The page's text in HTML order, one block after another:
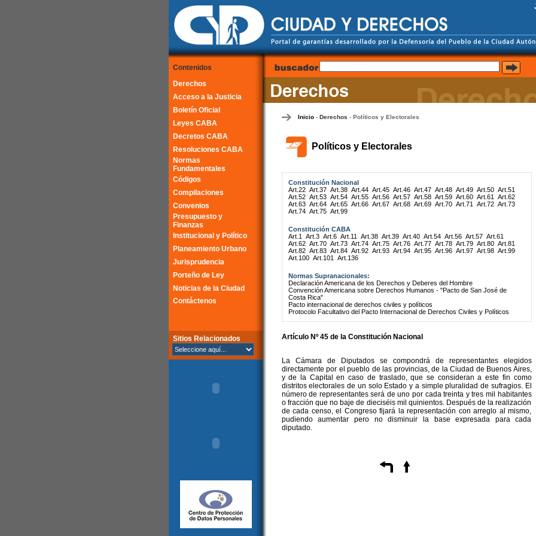
Contenidos
Derechos
Acceso a la Justicia
Boletín Oficial
Leyes CABA
Decretos CABA
Resoluciones CABA
Normas
Fundamentales
Códigos
Compilaciones
Convenios
Presupuesto y
Finanzas
Institucional y Político
Planeamiento Urbano
Jurisprudencia
Porteño de Ley
Noticias de la Ciudad
Contáctenos
Sitios Relacionados
Inicio- Derechos - Políticos y Electorales
Políticos y Electorales
Constitución Nacional
Art.22 Art.37 Art.38 Art.44 Art.45 Art.46 Art.47 Art.48 Art.49 Art.50 Art.51
Art.52 Art.53 Art.54 Art.55 Art.56 Art.57 Art.58 Art.59 Art.60 Art.61
Art.62
Art.63 Art.64 Art.65 Art.66 Art.67 Art.68 Art.69 Art.70 Art.71 Art.72 Art.73
Art.74 Art.75 Art.99
Constitución CABA
Art.1
Art.3 Art.6 Art.11 Art.38 Art.39 Art.40 Art.54 Art.56 Art.57 Art.61
Art.62 Art.70 Art.73 Art.74 Art.75 Art.76 Art.77 Art.78 Art.79 Art.80 Art.81
Art.82 Art.83 Art.84 Art.92 Art.93 Art.94 Art.95 Art.96 Art.97 Art.98 Art.99
Art.100 Art.101 Art.136
Normas Supranacionales:
Declaración Americana de los Derechos y Deberes del Hombre
Convención Americana sobre Derechos Humanos - "Pacto de San José de
Costa Rica"
Pacto internacional de derechos civiles y políticos
Protocolo Facultativo del Pacto Internacional de Derechos Civiles y Políticos
Artículo Nº 45 de la Constitución Nacional
La Cámara de Diputados se compondrá de representantes elegidos
directamente por el pueblo de las provincias, de la Ciudad de Buenos Aires,
y de la Capital en caso de traslado, que se consideran a este fin como
distritos electorales de un solo Estado y a simple pluralidad de sufragios. El
número de representantes será de uno por cada treinta y tres mil habitantes
o fracción que no baje de dieciséis mil quinientos. Después de la realización
de cada censo, el Congreso fijará la representación con arreglo al mismo,
pudiendo aumentar pero no disminuir la base expresada para cada
diputado.